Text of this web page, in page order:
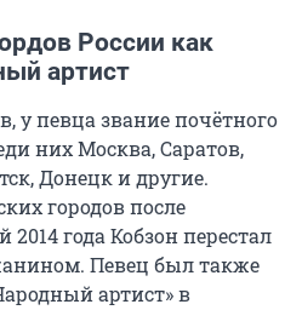
России как
артист
у певца звание почётного
них Москва, Саратов,
Донецк и другие.
городов после
года Кобзон перестал
Певец был также
артист» в